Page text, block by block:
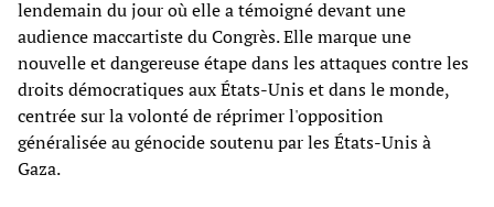
lendemain du jour où elle a témoigné devant une
audience maccartiste du Congrès. Elle marque une
nouvelle et dangereuse étape dans les attaques contre les
droits démocratiques aux États-Unis et dans le monde,
centrée sur la volonté de réprimer l'opposition
généralisée au génocide soutenu par les États-Unis à
Gaza.